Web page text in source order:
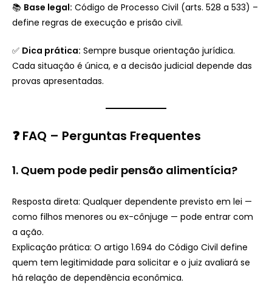
📚 Base legal: Código de Processo Civil (arts. 528 a 533) –
define regras de execução e prisão civil.
✅ Dica prática: Sempre busque orientação jurídica.
Cada situação é única, e a decisão judicial depende das
provas apresentadas.
❓ FAQ – Perguntas Frequentes
1. Quem pode pedir pensão alimentícia?
Resposta direta: Qualquer dependente previsto em lei —
como filhos menores ou ex-cônjuge — pode entrar com
a ação.
Explicação prática: O artigo 1.694 do Código Civil define
quem tem legitimidade para solicitar e o juiz avaliará se
há relação de dependência econômica.